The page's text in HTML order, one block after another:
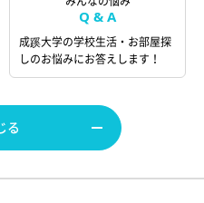
Q & A
成蹊大学の学校生活・お部屋探
しのお悩みにお答えします！
る